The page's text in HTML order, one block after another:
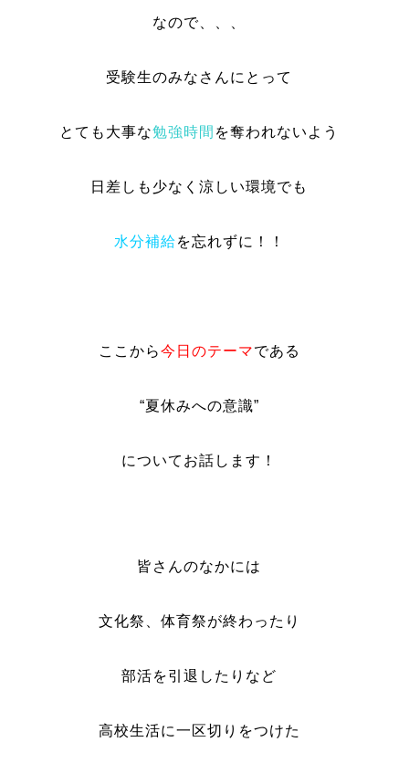
なので、、、
受験生のみなさんにとって
とても大事な勉強時間 を奪われないよう
日差しも少なく涼しい環境でも
水分補給を忘れずに！！
ここから今日のテーマである
“夏休みへの意識”
についてお話します！
皆さんのなかには
文化祭、体育祭が終わったり
部活を引退したりなど
高校生活に一区切りをつけた